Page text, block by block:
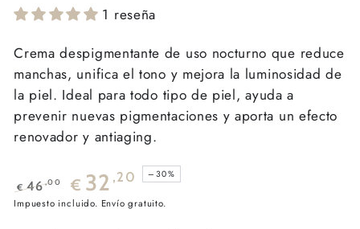
1 reseña
Crema despigmentante de uso nocturno que reduce
manchas, unifica el tono y mejora la luminosidad de
la piel. Ideal para todo tipo de piel, ayuda a
prevenir nuevas pigmentaciones y aporta un efecto
renovador y antiaging.
Precio
€ 46,00
Precio
€ 32 ,20 –30%
Impuesto incluido. Envío gratuito.